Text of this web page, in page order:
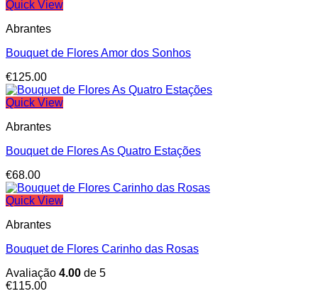
Quick View
Abrantes
Bouquet de Flores Amor dos Sonhos
€125.00
Quick View
Abrantes
Bouquet de Flores As Quatro Estações
€68.00
Quick View
Abrantes
Bouquet de Flores Carinho das Rosas
Avaliação 4.00 de 5
€115.00